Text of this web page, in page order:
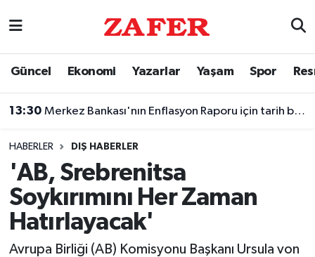
Güncel Ekonomi Yazarlar Yaşam Spor
13:30 Merkez Bankası'nın Enflasyon Raporu için tarih belli oldu
HABERLER DIŞ HABERLER
'AB, Srebrenitsa
Soykırımını Her Zaman
Hatırlayacak'
Avrupa Birliği (AB) Komisyonu Başkanı Ursula von
Nöbetçi Eczaneler
Trafik Durumu
Süper Lig Puan Durumu ve Fikstür
Tüm Manşetler